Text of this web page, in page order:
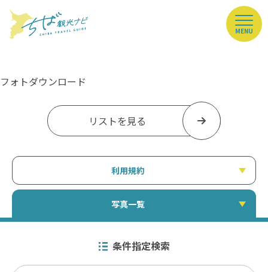
MENU
フォトダウンロード
リストを見る
利用規約
写真一覧
条件指定検索